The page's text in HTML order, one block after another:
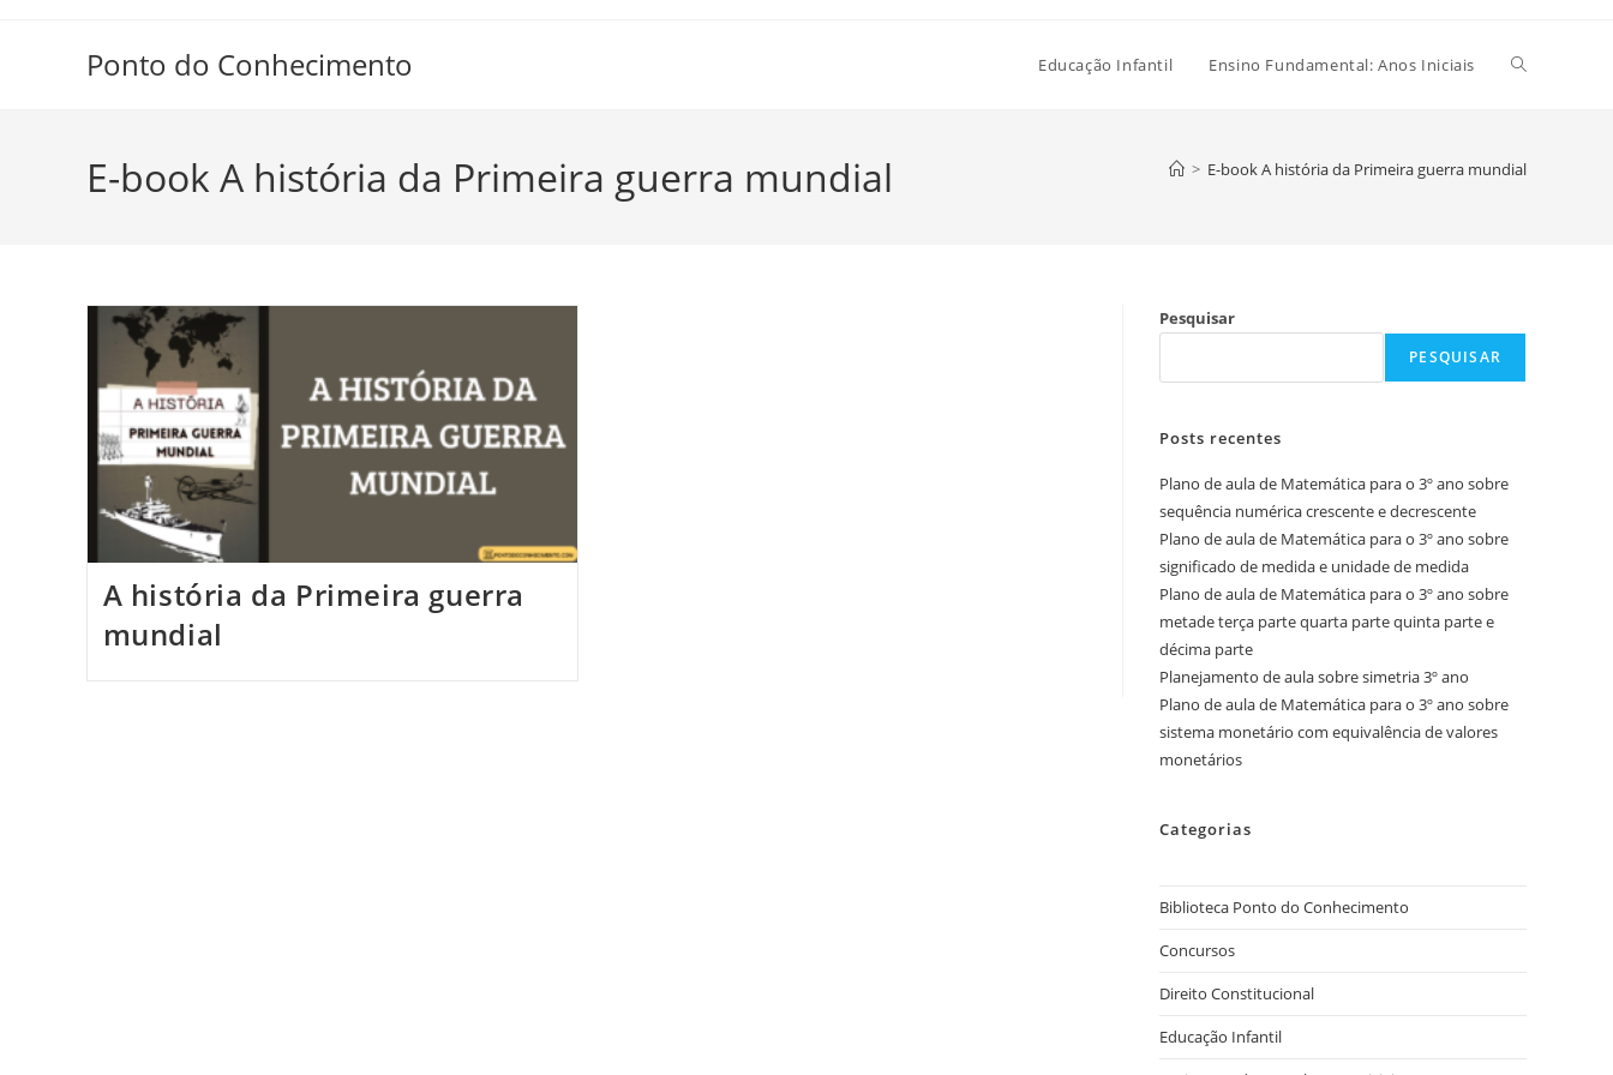
Ponto do Conhecimento Educação Infantil Ensino Fundamental: Anos Iniciais Alternar
site
E-book A história da Primeira guerra mundial > E-book A história da Primeira guerra mundial
A história da Primeira guerra
mundial
Pesquisar
PESQUISAR
Posts recentes
Plano de aula de Matemática para o 3º ano sobre
sequência numérica crescente e decrescente
Plano de aula de Matemática para o 3º ano sobre
significado de medida e unidade de medida
Plano de aula de Matemática para o 3º ano sobre
metade terça parte quarta parte quinta parte e
décima parte
Planejamento de aula sobre simetria 3º ano
Plano de aula de Matemática para o 3º ano sobre
sistema monetário com equivalência de valores
monetários
Categorias
Biblioteca Ponto do Conhecimento
Concursos
Direito Constitucional
Educação Infantil